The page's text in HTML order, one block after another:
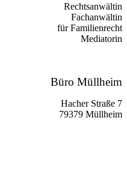
Rechtsanwältin
Fachanwältin
für Familienrecht
Mediatorin
Büro Müllheim
Hacher Straße 7
79379 Müllheim